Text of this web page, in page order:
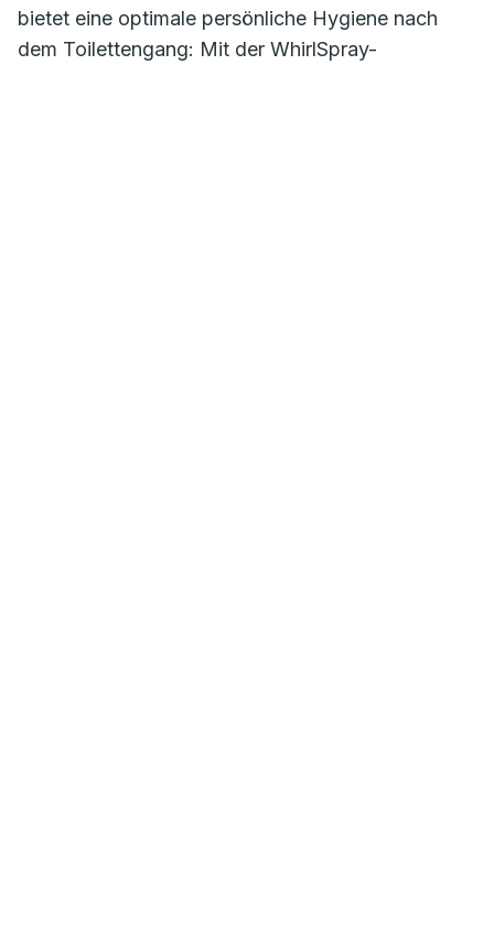
bietet eine optimale persönliche Hygiene nach
dem Toilettengang: Mit der WhirlSpray-